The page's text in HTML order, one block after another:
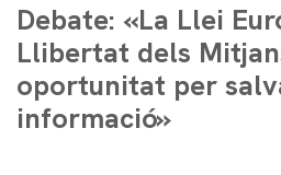
Debate: «La Llei
Llibertat dels
oportunitat per
informació»